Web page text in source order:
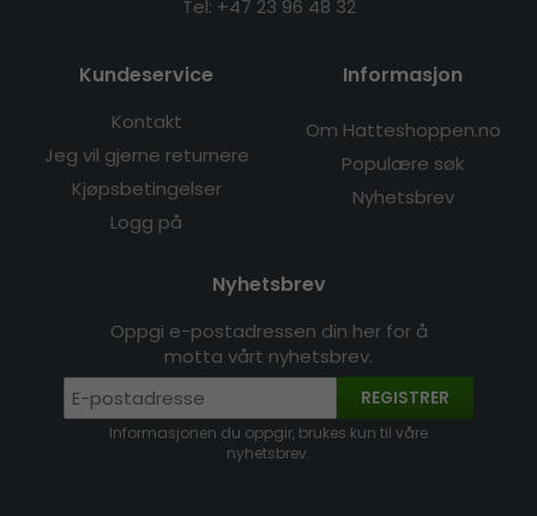
Tel: +47 23 96 48 32
Kundeservice
Kontakt
Jeg vil gjerne returnere
Kjøpsbetingelser
Logg på
Informasjon
Om Hatteshoppen.no
Populære søk
Nyhetsbrev
Nyhetsbrev
Oppgi e-postadressen din her for å
motta vårt nyhetsbrev.
REGISTRER
Informasjonen du oppgir, brukes kun til våre
nyhetsbrev.